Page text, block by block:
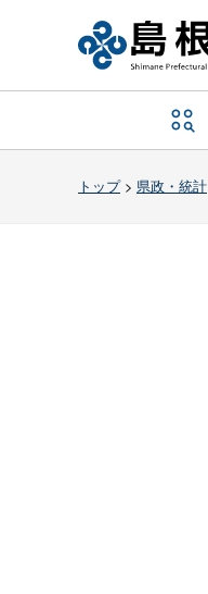
トップ> 県政・統計